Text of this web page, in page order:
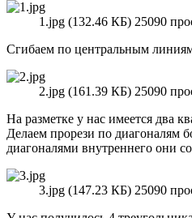
1.jpg (132.46 КБ) 25090
Сгибаем по центральным
2.jpg (161.39 КБ) 25090
На разметке у нас имеется два
Делаем прорези по диагоналям
диагоналями внутреннего они
3.jpg (147.23 КБ) 25090